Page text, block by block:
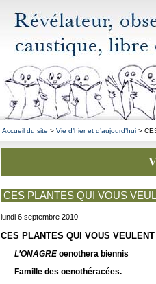
Accueil du site > Vie d’hier et d’aujourd’hui >
CES PLANTES QUI VOUS
lundi 6 septembre 2010
CES PLANTES QUI VOUS
L’ONAGREoenothera biennis
Famille des oenothéracées.